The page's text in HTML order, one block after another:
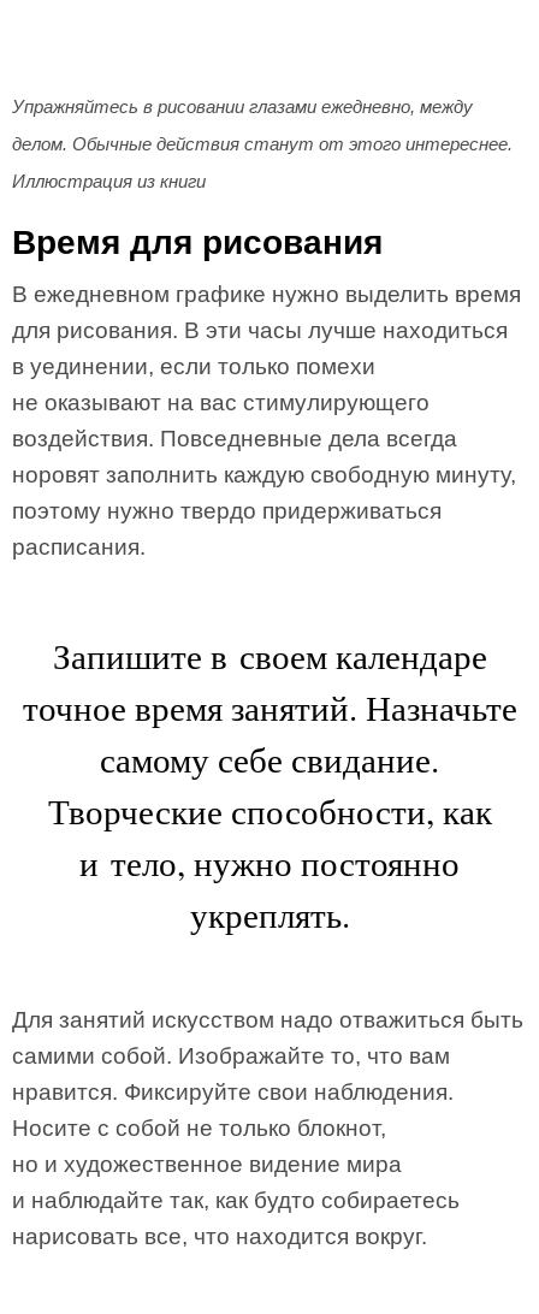
Упражняйтесь в рисовании глазами ежедневно, между
делом. Обычные действия станут от этого интереснее.
Иллюстрация из книги
Время для рисования
В ежедневном графике нужно выделить время
для рисования. В эти часы лучше находиться
в уединении, если только помехи
не оказывают на вас стимулирующего
воздействия. Повседневные дела всегда
норовят заполнить каждую свободную минуту,
поэтому нужно твердо придерживаться
расписания.
Запишите в своем календаре
точное время занятий. Назначьте
самому себе свидание.
Творческие способности, как
и тело, нужно постоянно
укреплять.
Для занятий искусством надо отважиться быть
самими собой. Изображайте то, что вам
нравится. Фиксируйте свои наблюдения.
Носите с собой не только блокнот,
но и художественное видение мира
и наблюдайте так, как будто собираетесь
нарисовать все, что находится вокруг.